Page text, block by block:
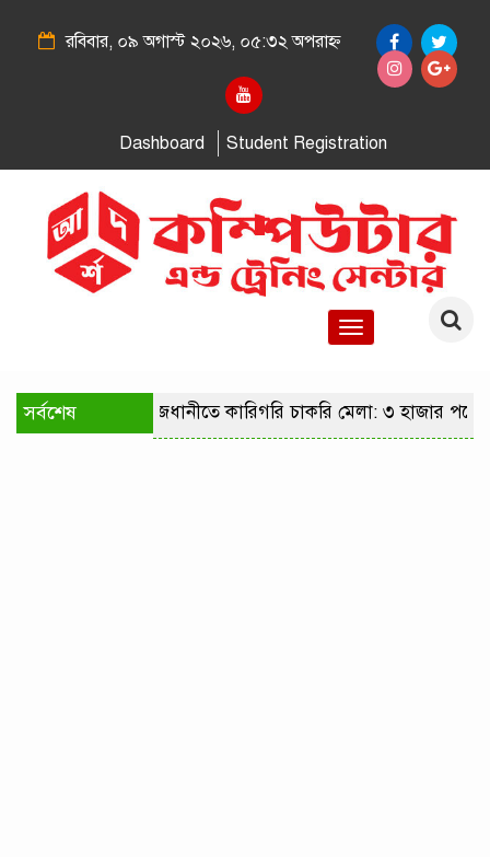
রবিবার, ০৯ অগাস্ট ২০২৬, ০৫:৩২ অপরাহ্ন
Dashboard Student Registration
Toggle
সর্বশেষ রাজধানীতে কারিগরি চাকরি মেলা: ৩ হাজার